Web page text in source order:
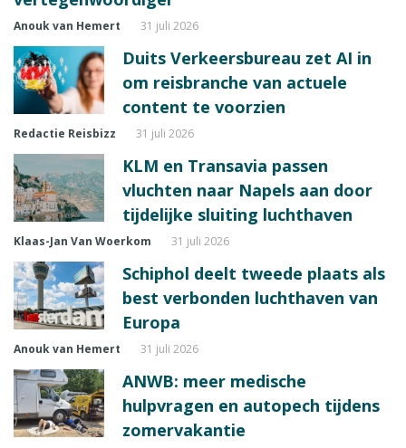
Anouk van Hemert 31 juli 2026
Duits Verkeersbureau zet AI in
om reisbranche van actuele
content te voorzien
Redactie Reisbizz 31 juli 2026
KLM en Transavia passen
vluchten naar Napels aan door
tijdelijke sluiting luchthaven
Klaas-Jan Van Woerkom 31 juli 2026
Schiphol deelt tweede plaats als
best verbonden luchthaven van
Europa
Anouk van Hemert 31 juli 2026
ANWB: meer medische
hulpvragen en autopech tijdens
zomervakantie